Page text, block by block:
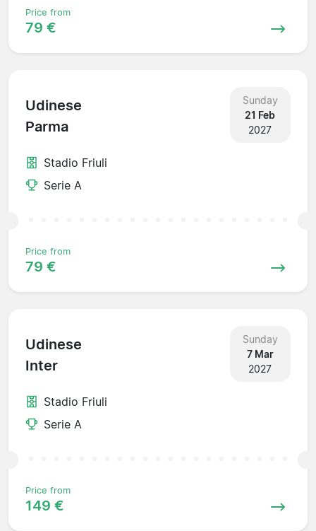
Price from
79 €
Udinese
Parma
Sunday
21 Feb
2027
Stadio Friuli
Serie A
Price from
79 €
Udinese
Inter
Sunday
7 Mar
2027
Stadio Friuli
Serie A
Price from
149 €